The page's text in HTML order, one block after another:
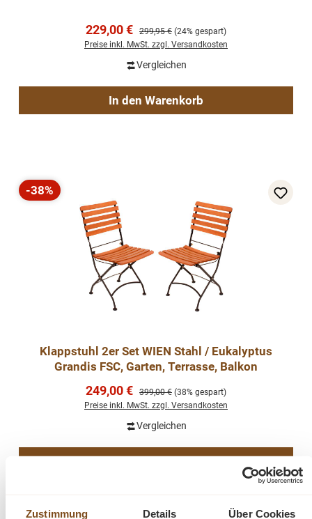
Zustimmung Details Über Cookies
Verkaufspreis:
229,00 € Regulärer Preis:
299,95 € (24% gespart)
Preise inkl. MwSt. zzgl. Versandkosten
Vergleichen
In den Warenkorb
Rabatt
-38%
Klappstuhl 2er Set WIEN Stahl / Eukalyptus
Grandis FSC, Garten, Terrasse, Balkon
Verkaufspreis:
249,00 € Regulärer Preis:
399,00 € (38% gespart)
Preise inkl. MwSt. zzgl. Versandkosten
Vergleichen